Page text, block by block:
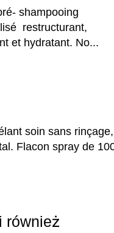
shampooing
restructurant,
et hydratant. No...
soin sans rinçage,
Flacon spray de
również